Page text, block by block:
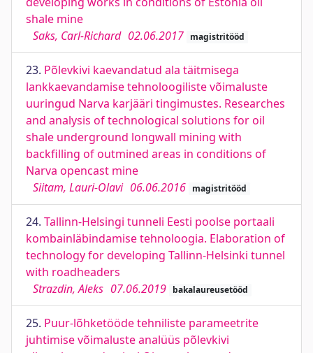
shale mine
Saks, Carl-Richard 02.06.2017 magistritööd
23. Põlevkivi kaevandatud ala täitmisega
lankkaevandamise tehnoloogiliste võimaluste
uuringud Narva karjääri tingimustes. Researches
and analysis of technological solutions for oil
shale underground longwall mining with
backfilling of outmined areas in conditions of
Narva opencast mine
Siitam, Lauri-Olavi 06.06.2016 magistritööd
24. Tallinn-Helsingi tunneli Eesti poolse portaali
kombainläbindamise tehnoloogia. Elaboration of
technology for developing Tallinn-Helsinki tunnel
with roadheaders
Strazdin, Aleks 07.06.2019 bakalaureusetööd
25. Puur-lõhketööde tehniliste parameetrite
juhtimise võimaluste analüüs põlevkivi